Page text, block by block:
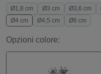
Ø1,8 cm Ø3 cm Ø3,6 cm
Ø4 cm
Ø4,5 cm Ø6 cm
Opzioni colore: